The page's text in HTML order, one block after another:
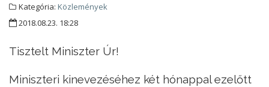
Kategória: Közlemények
2018.08.23. 18:28
Tisztelt Miniszter Úr!
Miniszteri kinevezéséhez két hónappal ezelőtt